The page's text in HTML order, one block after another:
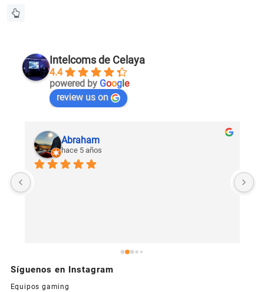
Intelcoms de Celaya
4.4
powered by Googl e
review us on
Abraham
hace 5 años
Síguenos en Instagram
Equipos gaming